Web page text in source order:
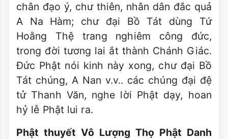
chân đạo ý, chư thiên, nhân dân đắc quả
A Na Hàm; chư đại Bồ Tát dùng Tứ
Hoằng Thệ trang nghiêm công đức,
trong đời tương lai ắt thành Chánh Giác.
Đức Phật nói kinh này xong, chư đại Bồ
Tát chúng, A Nan v.v.. các chúng đại đệ
tử Thanh Văn, nghe lời Phật dạy, hoan
hỷ lễ Phật lui ra.
Phật thuyết Vô Lượng Thọ Phật Danh